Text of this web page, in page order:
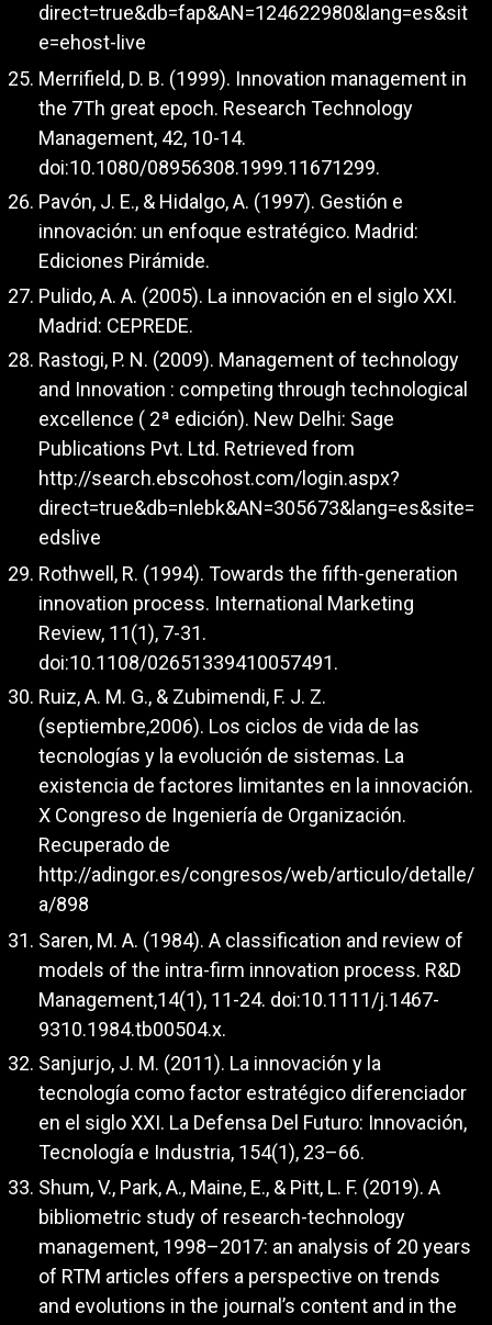
direct=true&db=fap&AN=124622980&lang=es&sit
e=ehost-live
Merrifield, D. B. (1999). Innovation management in
the 7Th great epoch. Research Technology
Management, 42, 10-14.
doi:10.1080/08956308.1999.11671299.
Pavón, J. E., & Hidalgo, A. (1997). Gestión e
innovación: un enfoque estratégico. Madrid:
Ediciones Pirámide.
Pulido, A. A. (2005). La innovación en el siglo XXI.
Madrid: CEPREDE.
Rastogi, P. N. (2009). Management of technology
and Innovation : competing through technological
excellence ( 2ª edición). New Delhi: Sage
Publications Pvt. Ltd. Retrieved from
http://search.ebscohost.com/login.aspx?
direct=true&db=nlebk&AN=305673&lang=es&site=
edslive
Rothwell, R. (1994). Towards the fifth-generation
innovation process. International Marketing
Review, 11(1), 7-31.
doi:10.1108/02651339410057491.
Ruiz, A. M. G., & Zubimendi, F. J. Z.
(septiembre,2006). Los ciclos de vida de las
tecnologías y la evolución de sistemas. La
existencia de factores limitantes en la innovación.
X Congreso de Ingeniería de Organización.
Recuperado de
http://adingor.es/congresos/web/articulo/detalle/
a/898
Saren, M. A. (1984). A classification and review of
models of the intra-firm innovation process. R&D
Management,14(1), 11-24. doi:10.1111/j.1467-
9310.1984.tb00504.x.
Sanjurjo, J. M. (2011). La innovación y la
tecnología como factor estratégico diferenciador
en el siglo XXI. La Defensa Del Futuro: Innovación,
Tecnología e Industria, 154(1), 23–66.
Shum, V., Park, A., Maine, E., & Pitt, L. F. (2019). A
bibliometric study of research-technology
management, 1998–2017: an analysis of 20 years
of RTM articles offers a perspective on trends
and evolutions in the journal’s content and in the